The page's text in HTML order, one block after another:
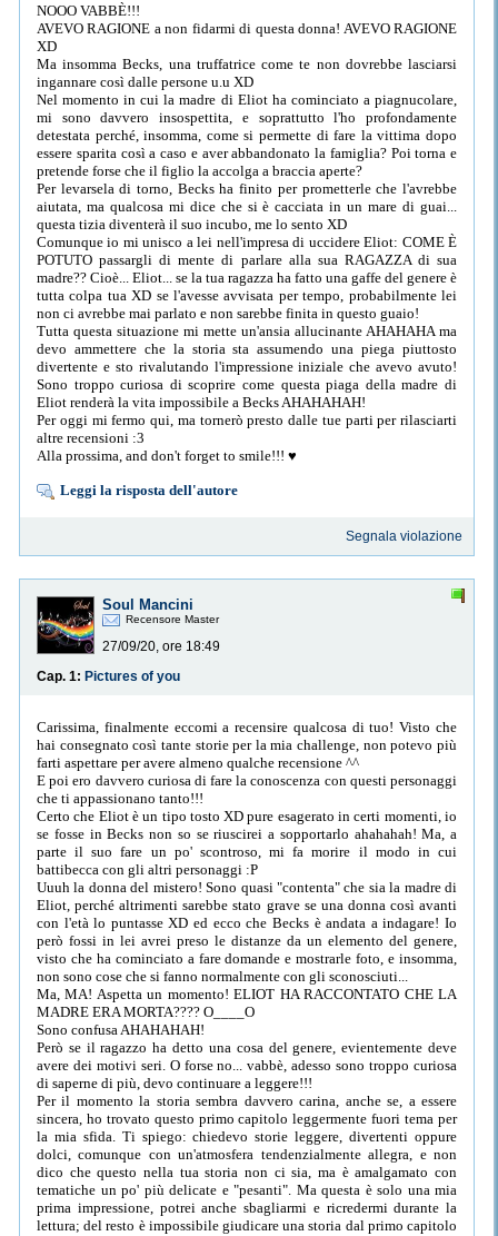
NOOO VABBÈ!!!
AVEVO RAGIONE a non fidarmi di questa donna! AVEVO RAGIONE
XD
Ma insomma Becks, una truffatrice come te non dovrebbe lasciarsi
ingannare così dalle persone u.u XD
Nel momento in cui la madre di Eliot ha cominciato a piagnucolare,
mi sono davvero insospettita, e soprattutto l'ho profondamente
detestata perché, insomma, come si permette di fare la vittima dopo
essere sparita così a caso e aver abbandonato la famiglia? Poi torna e
pretende forse che il figlio la accolga a braccia aperte?
Per levarsela di torno, Becks ha finito per prometterle che l'avrebbe
aiutata, ma qualcosa mi dice che si è cacciata in un mare di guai...
questa tizia diventerà il suo incubo, me lo sento XD
Comunque io mi unisco a lei nell'impresa di uccidere Eliot: COME È
POTUTO passargli di mente di parlare alla sua RAGAZZA di sua
madre?? Cioè... Eliot... se la tua ragazza ha fatto una gaffe del genere è
tutta colpa tua XD se l'avesse avvisata per tempo, probabilmente lei
non ci avrebbe mai parlato e non sarebbe finita in questo guaio!
Tutta questa situazione mi mette un'ansia allucinante AHAHAHA ma
devo ammettere che la storia sta assumendo una piega piuttosto
divertente e sto rivalutando l'impressione iniziale che avevo avuto!
Sono troppo curiosa di scoprire come questa piaga della madre di
Eliot renderà la vita impossibile a Becks AHAHAHAH!
Per oggi mi fermo qui, ma tornerò presto dalle tue parti per rilasciarti
altre recensioni :3
Alla prossima, and don't forget to smile!!! ♥
Leggi la risposta dell'autore
Segnala violazione
Soul Mancini
Recensore Master
27/09/20, ore 18:49
Cap. 1: Pictures of you
Carissima, finalmente eccomi a recensire qualcosa di tuo! Visto che
hai consegnato così tante storie per la mia challenge, non potevo più
farti aspettare per avere almeno qualche recensione ^^
E poi ero davvero curiosa di fare la conoscenza con questi personaggi
che ti appassionano tanto!!!
Certo che Eliot è un tipo tosto XD pure esagerato in certi momenti, io
se fosse in Becks non so se riuscirei a sopportarlo ahahahah! Ma, a
parte il suo fare un po' scontroso, mi fa morire il modo in cui
battibecca con gli altri personaggi :P
Uuuh la donna del mistero! Sono quasi "contenta" che sia la madre di
Eliot, perché altrimenti sarebbe stato grave se una donna così avanti
con l'età lo puntasse XD ed ecco che Becks è andata a indagare! Io
però fossi in lei avrei preso le distanze da un elemento del genere,
visto che ha cominciato a fare domande e mostrarle foto, e insomma,
non sono cose che si fanno normalmente con gli sconosciuti...
Ma, MA! Aspetta un momento! ELIOT HA RACCONTATO CHE LA
MADRE ERA MORTA???? O____O
Sono confusa AHAHAHAH!
Però se il ragazzo ha detto una cosa del genere, evientemente deve
avere dei motivi seri. O forse no... vabbè, adesso sono troppo curiosa
di saperne di più, devo continuare a leggere!!!
Per il momento la storia sembra davvero carina, anche se, a essere
sincera, ho trovato questo primo capitolo leggermente fuori tema per
la mia sfida. Ti spiego: chiedevo storie leggere, divertenti oppure
dolci, comunque con un'atmosfera tendenzialmente allegra, e non
dico che questo nella tua storia non ci sia, ma è amalgamato con
tematiche un po' più delicate e "pesanti". Ma questa è solo una mia
prima impressione, potrei anche sbagliarmi e ricredermi durante la
lettura; del resto è impossibile giudicare una storia dal primo capitolo